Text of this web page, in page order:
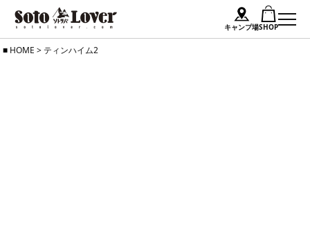
キャンプ場SHOP
SkipHOME > ティンハイム2